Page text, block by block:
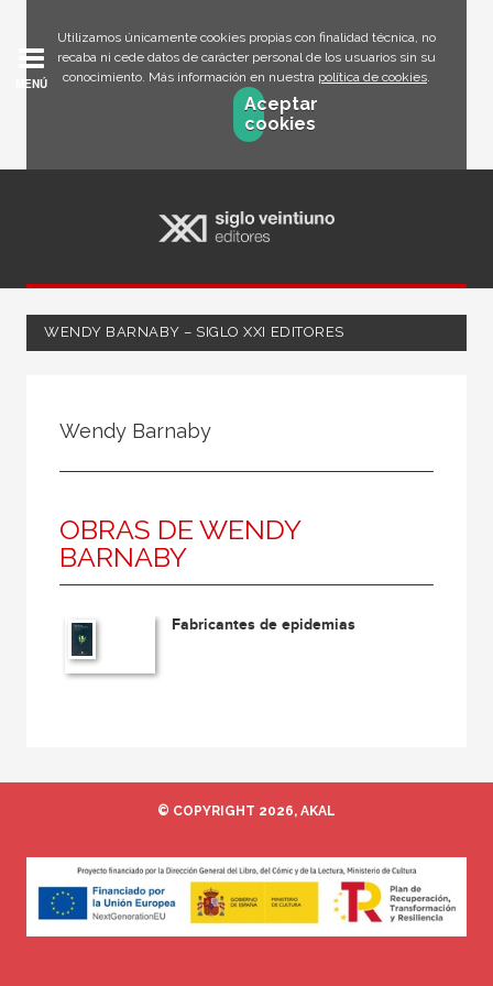
Utilizamos únicamente cookies propias con finalidad técnica, no
recaba ni cede datos de carácter personal de los usuarios sin su
conocimiento. Más información en nuestra política de cookies.
Aceptar
cookies
MENÚ
WENDY BARNABY – SIGLO XXI EDITORES
Wendy Barnaby
OBRAS DE WENDY
BARNABY
Fabricantes de epidemias
© COPYRIGHT 2026, AKAL